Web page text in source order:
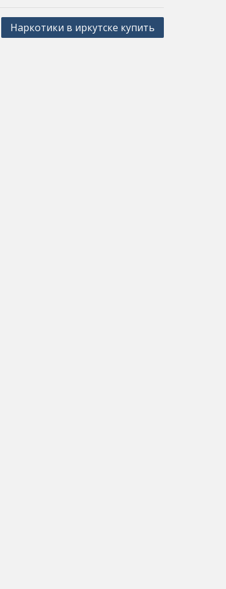
Наркотики в иркутске купить